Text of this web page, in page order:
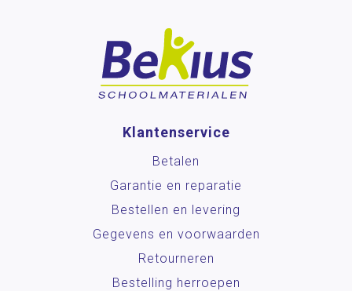
Het Babbelspel
Sociaal Centraal
Spelmaterialen
SOEMO Kaarten
Posters en onderleggers
Beloningsmateriaal
Klantenservice
Betalen
Garantie en reparatie
Bestellen en levering
Gegevens en voorwaarden
Retourneren
Bestelling herroepen